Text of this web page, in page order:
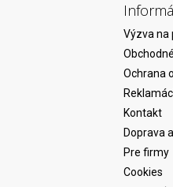
Výzva na
Ochrana
Kontakt
Doprava
Pre firmy
Cookies